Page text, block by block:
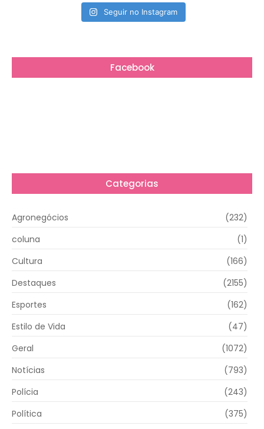
Seguir no Instagram
Facebook
Categorias
Agronegócios
(232)
coluna
(1)
Cultura
(166)
Destaques
(2155)
Esportes
(162)
Estilo de Vida
(47)
Geral
(1072)
Notícias
(793)
Polícia
(243)
Política
(375)